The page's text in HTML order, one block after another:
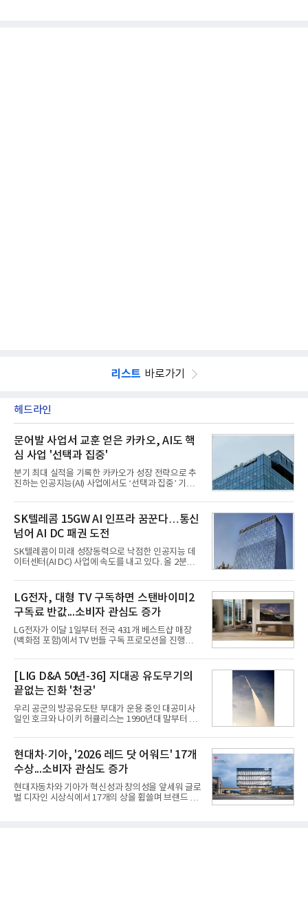
리스트 바로가기
헤드라인
문어발 사업서 교훈 얻은 카카오, AI도 핵
심 사업 '선택과 집중'
분기 최대 실적을 기록한 카카오가 성장 전략으로 추
진하는 인공지능(AI) 사업에서도 ‘선택과 집중’ 기조
라 투자에 나서는 것과 달리, 카카오는 ‘카카오톡’이
라는 플랫폼 경쟁력을 활용한 AI 에이전트 서비스에
집중하는 전략이다. 과거 무리한 사업 확장 과정에서
겪었던 시행착오를 되풀이하지 않고 핵심 역량에 집
중하겠다는 취지로 풀이된다.7일 업계에 따르면 카카
오는 올해 2분기 연결 기준 매출 2조985억원, 영업이
익 2770억원을 기록했다. 전년 동기 대비 매출과 영업
은 4884억
SK텔레콤 15GW AI 인프라 꿈꾼다…통신
넘어 AI DC 패권 도전
SK텔레콤이 미래 성장동력으로 낙점한 인공지능 데
이터센터(AI DC) 사업에 속도를 내고 있다. 올 2분기
는 2035년까지 총 15GW(기가와트) 규모의 AI DC를
구축하겠다는 대형 청사진을 제시하면서다. 이에 따
라 경쟁 구도 역시 이동통신사인 KT, LG유플러스를
넘어 네이버, 삼성SDS 등 IT 인프라 기업으로 확장되
고 있다.7일 SK텔레콤에 따르면 회사는 올해 2분기
연결 기준 매출 4조 3591억원, 영업이익 5660억원을
기록했다. 매출은 전년 동기 대비 0.5%, 영업이익은
따른 기저효과가 실
LG전자, 대형 TV 구독하면 스탠바이미2
구독료 반값...소비자 관심도 증가
LG전자가 이달 1일부터 전국 431개 베스트샵 매장
(백화점 포함)에서 TV 번들 구독 프로모션을 진행하고
인해주는 프로모션이다.대상 제품은 65·77·83형 올
레드, 75·86·100형 마이크로 RGB, 75·86형 미니
RGB 등 거실용 TV로 인기가 높은 베스트셀러 TV 20
개 모델이며, 동시 구독 계약 시 스탠바이미2(모델명
27LX6TPGA) 구독료를 50% 할인 받을 수 있다. 프로
모션 대상 모델과 혜택, 구독료 등 프로모션 세부 사항
은 베스트샵 판매 매니저에게 문의하면 자세히 안내
등으로 이전
[LIG D&A 50년-36] 지대공 유도무기의
끝없는 진화 '천궁'
우리 공군의 방공유도탄 부대가 운용 중인 대공미사
일인 호크와 나이키 허큘리스는 1990년대 말부터 성
기존 미사일체계를 대체할 중고도 및 중거리 대공미
사일을 개발하기로 결정했다.처음 KM-SAM 사업으로
불린 이 사업의 명칭은 호크(Iron Hawk, 철매)를 대체
한다는 의미에서 ‘철매Ⅱ’ 로 정해졌다. 철매Ⅱ 개발
사업은 미사일체계 완성 후인 2011년 ‘천궁(天弓)’으
로 다시 장비명이 바뀌었다. 17개 업체와 관련 기관이
참여한 가운데 LIG 넥스원은 탐색 개발에서 체계개발
현대차·기아, '2026 레드 닷 어워드' 17개
수상...소비자 관심도 증가
현대자동차와 기아가 혁신성과 창의성을 앞세워 글로
벌 디자인 시상식에서 17개의 상을 휩쓸며 브랜드 경